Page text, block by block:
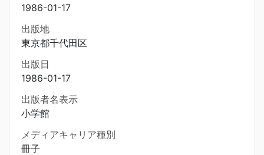
1986-01-17
出版地
東京都千代田区
出版日
1986-01-17
出版者名表示
小学館
メディアキャリア種別
冊子